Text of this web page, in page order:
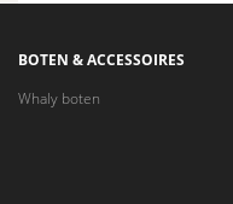
BOTEN & ACCESSOIRES
Whaly boten